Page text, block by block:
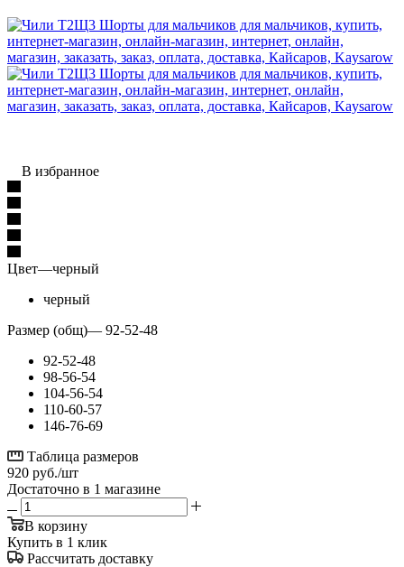
В избранное
Цвет—черный
черный
Размер (общ)— 92-52-48
92-52-48
98-56-54
104-56-54
110-60-57
146-76-69
Таблица размеров
920 руб./шт
Достаточно в 1 магазине
В корзину
Купить в 1 клик
Рассчитать доставку